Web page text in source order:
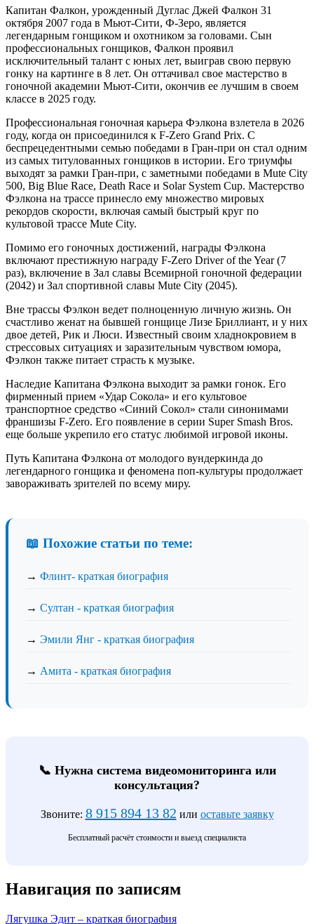
Капитан Фалкон, урожденный Дуглас Джей Фалкон 31
октября 2007 года в Мьют-Сити, Ф-Зеро, является
легендарным гонщиком и охотником за головами. Сын
профессиональных гонщиков, Фалкон проявил
исключительный талант с юных лет, выиграв свою первую
гонку на картинге в 8 лет. Он оттачивал свое мастерство в
гоночной академии Мьют-Сити, окончив ее лучшим в своем
классе в 2025 году.
Профессиональная гоночная карьера Фэлкона взлетела в 2026
году, когда он присоединился к F-Zero Grand Prix. С
беспрецедентными семью победами в Гран-при он стал одним
из самых титулованных гонщиков в истории. Его триумфы
выходят за рамки Гран-при, с заметными победами в Mute City
500, Big Blue Race, Death Race и Solar System Cup. Мастерство
Фэлкона на трассе принесло ему множество мировых
рекордов скорости, включая самый быстрый круг по
культовой трассе Mute City.
Помимо его гоночных достижений, награды Фэлкона
включают престижную награду F-Zero Driver of the Year (7
раз), включение в Зал славы Всемирной гоночной федерации
(2042) и Зал спортивной славы Mute City (2045).
Вне трассы Фэлкон ведет полноценную личную жизнь. Он
счастливо женат на бывшей гонщице Лизе Бриллиант, и у них
двое детей, Рик и Люси. Известный своим хладнокровием в
стрессовых ситуациях и заразительным чувством юмора,
Фэлкон также питает страсть к музыке.
Наследие Капитана Фэлкона выходит за рамки гонок. Его
фирменный прием «Удар Сокола» и его культовое
транспортное средство «Синий Сокол» стали синонимами
франшизы F-Zero. Его появление в серии Super Smash Bros.
еще больше укрепило его статус любимой игровой иконы.
Путь Капитана Фэлкона от молодого вундеркинда до
легендарного гонщика и феномена поп-культуры продолжает
завораживать зрителей по всему миру.
📖 Похожие статьи по теме:
→ Флинт- краткая биография
→ Султан - краткая биография
→ Эмили Янг - краткая биография
→ Амита - краткая биография
📞 Нужна система видеомониторинга или
консультация?
Звоните: 8 915 894 13 82 или оставьте заявку
Бесплатный расчёт стоимости и выезд специалиста
Навигация по записям
Лягушка Эдит – краткая биография